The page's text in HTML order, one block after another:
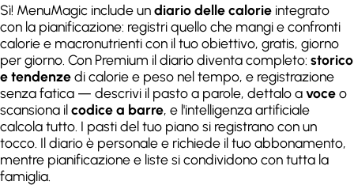
Sì! MenuMagic include undiario delle calorie integrato
con la pianificazione: registri quello che mangi e confronti
calorie e macronutrienti con il tuo obiettivo, gratis, giorno
per giorno. Con Premium il diario diventa completo: storico
e tendenzedi calorie e peso nel tempo, e registrazione
senza fatica — descrivi il pasto a parole, dettalo avoceo
scansiona ilcodice a barre, e l'intelligenza artificiale
calcola tutto. I pasti del tuo piano si registrano con un
tocco. Il diario è personale e richiede il tuo abbonamento,
mentre pianificazione e liste si condividono con tutta la
famiglia.